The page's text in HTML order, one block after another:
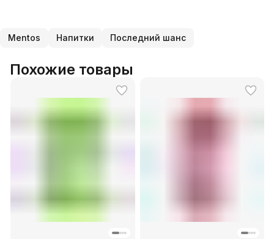
Mentos Напитки Последний шанс
Похожие товары